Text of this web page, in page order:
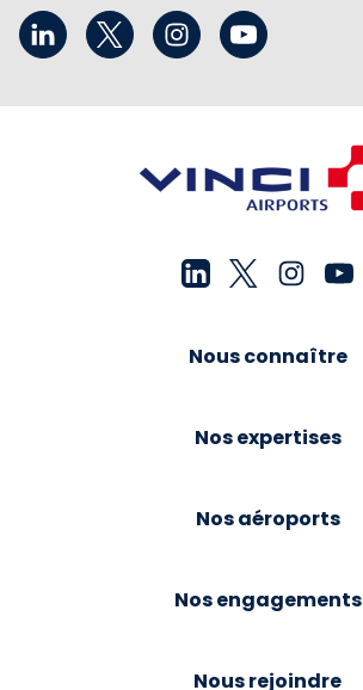
Nous connaître
Nos expertises
Nos aéroports
Nos engagements
Nous rejoindre